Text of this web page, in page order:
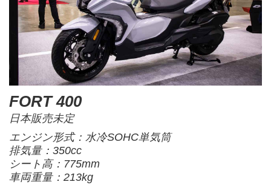
FORT 400
日本販売未定
エンジン形式：水冷SOHC単気筒
排気量：350cc
シート高：775mm
車両重量：213kg